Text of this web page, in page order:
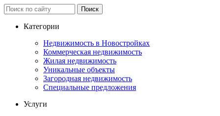
Категории
Недвижимость в Новостройках
Коммерческая недвижимость
Жилая недвижимость
Уникальные объекты
Загородная недвижимость
Специальные предложения
Услуги